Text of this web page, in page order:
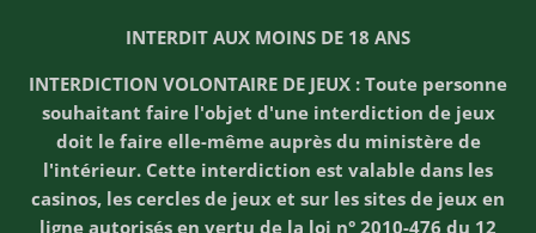
INTERDIT AUX MOINS DE 18 ANS
INTERDICTION VOLONTAIRE DE JEUX : Toute personne
souhaitant faire l'objet d'une interdiction de jeux
doit le faire elle-même auprès du ministère de
l'intérieur. Cette interdiction est valable dans les
casinos, les cercles de jeux et sur les sites de jeux en
ligne autorisés en vertu de la loi n° 2010-476 du 12